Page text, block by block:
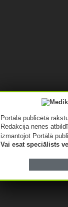
Portālā publicētā
Redakcija nenes
izmantojot Portālā
Vai esat speciālists